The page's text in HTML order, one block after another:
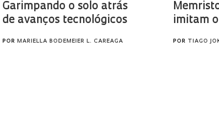
Garimpando o solo atrás
de avanços tecnológicos
POR MARIELLA BODEMEIER L. CAREAGA
imitam
POR TIAGO